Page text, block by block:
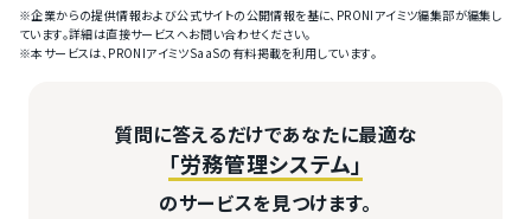
※企業からの提供情報および公式サイトの公開情報を基に、PRONIアイミツ編集部が編集し
ています。詳細は直接サービスへお問い合わせください。
※本サービスは、PRONIアイミツSaaSの有料掲載を利用しています。
質問に答えるだけであなたに最適な
「労務管理システム」
のサービスを見つけます。